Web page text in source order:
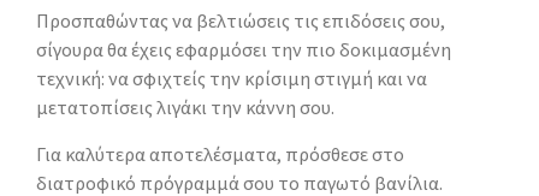
Προσπαθώντας να βελτιώσεις τις επιδόσεις σου,
σίγουρα θα έχεις εφαρμόσει την πιο δοκιμασμένη
τεχνική: να σφιχτείς την κρίσιμη στιγμή και να
μετατοπίσεις λιγάκι την κάννη σου.
Για καλύτερα αποτελέσματα, πρόσθεσε στο
διατροφικό πρόγραμμά σου το παγωτό βανίλια.